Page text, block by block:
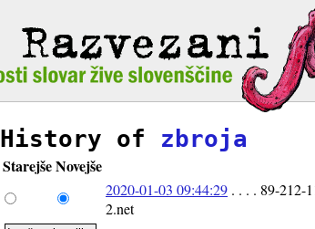
History of zbroja
StarejšeNovejše
2020-01-03 09:44:29 . . . . 89-212-
2.net